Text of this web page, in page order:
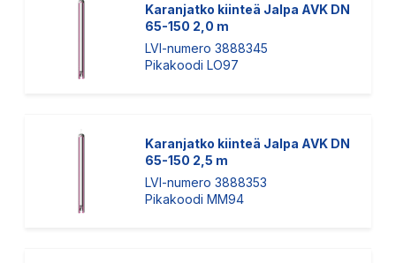
Karanjatko kiinteä Jalpa AVK DN
65-150 2,0 m
LVI-numero 3888345
Pikakoodi LO97
Karanjatko kiinteä Jalpa AVK DN
65-150 2,5 m
LVI-numero 3888353
Pikakoodi MM94